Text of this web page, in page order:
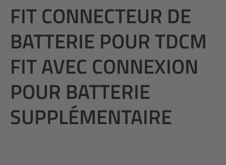
FIT CONNECTEUR DE
BATTERIE POUR TDCM
FIT AVEC CONNEXION
POUR BATTERIE
SUPPLÉMENTAIRE